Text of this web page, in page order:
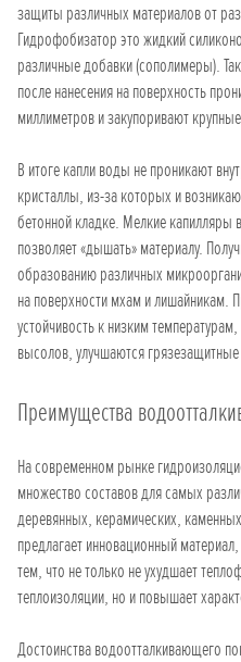
защиты различных материалов от
Гидрофобизатор это жидкий
различные добавки (сополимеры).
после нанесения на поверхность
миллиметров и закупоривают
В итоге капли воды не проникают
кристаллы, из-за которых и
бетонной кладке. Мелкие капилляры
позволяет «дышать» материалу.
образованию различных
на поверхности мхам и лишайникам.
устойчивость к низким
высолов, улучшаются грязезащитные
Преимущества
На современном рынке
множество составов для самых
деревянных, керамических,
предлагает инновационный
тем, что не только не ухудшает
теплоизоляции, но и повышает
Достоинства водоотталкивающего